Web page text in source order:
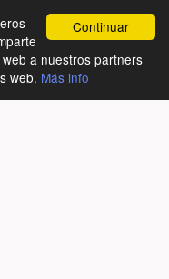
Continuar
a nuestros partners
web. Más info